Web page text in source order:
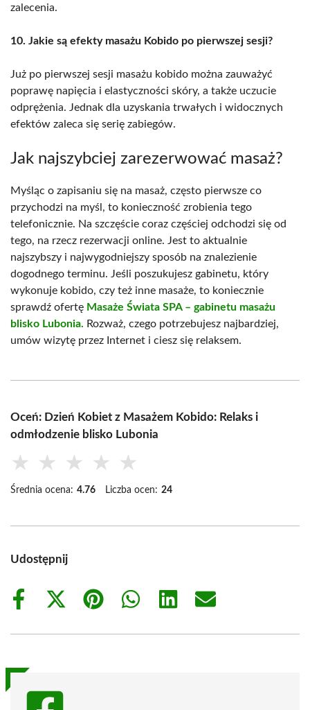
zalecenia.
10. Jakie są efekty masażu Kobido po pierwszej sesji?
Już po pierwszej sesji masażu kobido można zauważyć
poprawę napięcia i elastyczności skóry, a także uczucie
odprężenia. Jednak dla uzyskania trwałych i widocznych
efektów zaleca się serię zabiegów.
Jak najszybciej zarezerwować masaż?
Myśląc o zapisaniu się na masaż, często pierwsze co
przychodzi na myśl, to konieczność zrobienia tego
telefonicznie. Na szczęście coraz częściej odchodzi się od
tego, na rzecz rezerwacji online. Jest to aktualnie
najszybszy i najwygodniejszy sposób na znalezienie
dogodnego terminu. Jeśli poszukujesz gabinetu, który
wykonuje kobido, czy też inne masaże, to koniecznie
sprawdź ofertę Masaże Świata SPA – gabinetu masażu
blisko Lubonia. Rozważ, czego potrzebujesz najbardziej,
umów wizytę przez Internet i ciesz się relaksem.
Oceń: Dzień Kobiet z Masażem Kobido: Relaks i
odmłodzenie blisko Lubonia
★ ★ ★ ★ ★
Średnia ocena: 4.76 Liczba ocen: 24
Udostępnij
Share
Share
(Twitter)
Share
Share
Share
Share